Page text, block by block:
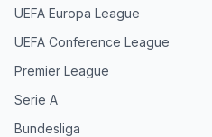
UEFA Europa League
UEFA Conference League
Premier League
Serie A
Bundesliga